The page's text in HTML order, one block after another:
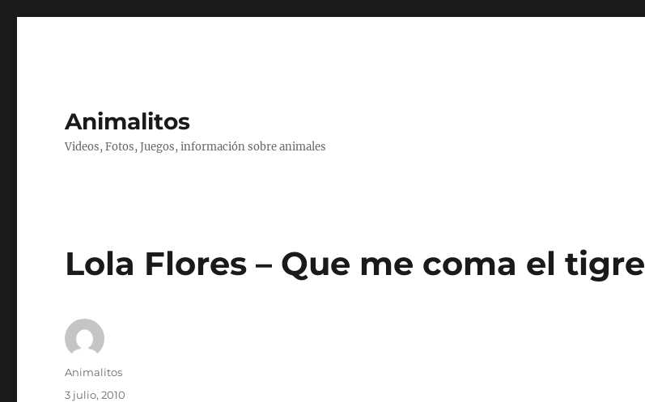
Animalitos
Videos, Fotos, Juegos, información sobre animales
Lola Flores – Que me coma el tigre
Autor
Animalitos
Publicado
3 julio, 2010